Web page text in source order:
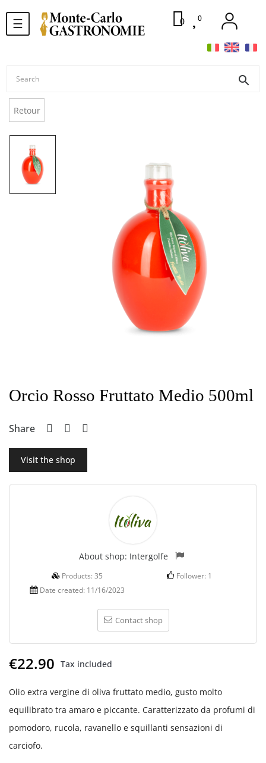
Toggle
navigation
☰
search
0 0
Retour
Orcio Rosso Fruttato Medio 500ml
Share
Visit the shop
About shop: Intergolfe
Products: 35 Follower: 1
Date created: 11/16/2023
Contact shop
€22.90 Tax included
Olio extra vergine di oliva fruttato medio, gusto molto
equilibrato tra amaro e piccante. Caratterizzato da profumi di
pomodoro, rucola, ravanello e squillanti sensazioni di
carciofo.